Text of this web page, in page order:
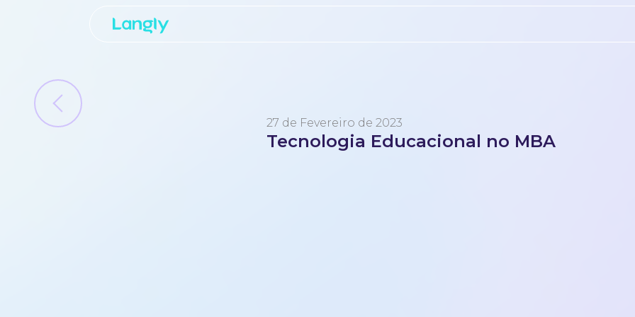
27 de Fevereiro de 2023
Tecnologia Educacional no MBA